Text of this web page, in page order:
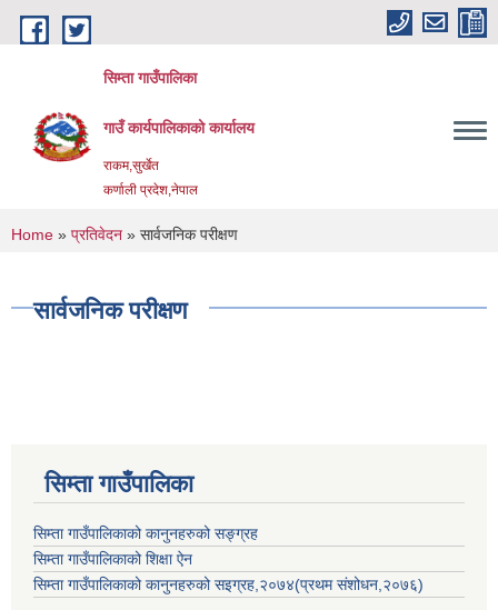
Skip to main content
सिम्ता गाउँपालिका
गाउँ कार्यपालिकाको कार्यालय
राकम,सुर्खेत
कर्णाली प्रदेश,नेपाल
You are here
Home » प्रतिवेदन » सार्वजनिक परीक्षण
सार्वजनिक परीक्षण
सिम्ता गाउँपालिका
सिम्ता गाउँपालिकाको कानुनहरुको सङ्ग्रह
सिम्ता गाउँपालिकाको शिक्षा ऐन
सिम्ता गाउँपालिकाको कानुनहरुको सइग्रह,२०७४(प्रथम संशोधन,२०७६)